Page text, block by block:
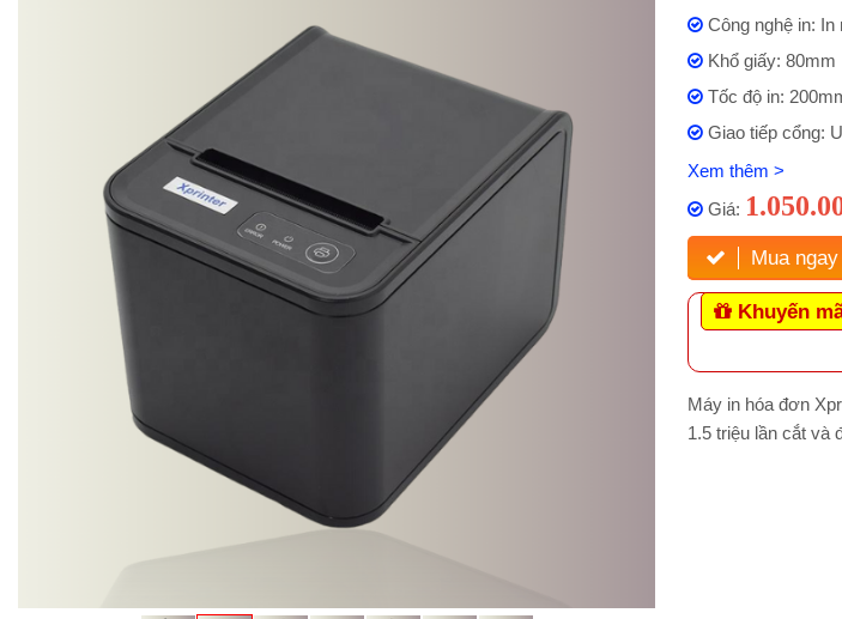
Công nghệ in: In
Khổ giấy: 80mm
Tốc độ in:
Giao tiếp cổng:
Xem thêm >
Giá:
Mua ngay
Khuyến
Máy in hóa đơn
1.5 triệu lần cắt và